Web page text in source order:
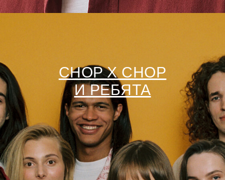
CHOP X CHOP
И РЕБЯТА